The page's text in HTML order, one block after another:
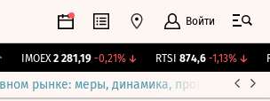
Войти
IMOEX 2 281,19 -0,21% ↓ RTSI 874,6 -1,13%↓
рынке: меры, динамика, прогнозы